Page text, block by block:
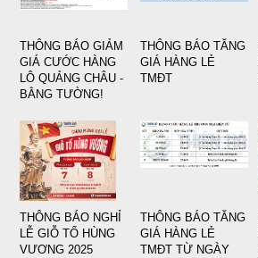
THÔNG BÁO GIẢM
GIÁ CƯỚC HÀNG
LÔ QUẢNG CHÂU -
BẰNG TƯỜNG!
THÔNG BÁO TĂNG
GIÁ HÀNG LẺ
TMĐT
THÔNG BÁO NGHỈ
LỄ GIỖ TỔ HÙNG
VƯƠNG 2025
THÔNG BÁO TĂNG
GIÁ HÀNG LẺ
TMĐT TỪ NGÀY